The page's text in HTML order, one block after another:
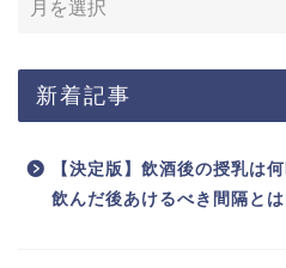
新着記事
【決定版】飲酒後の授乳は
飲んだ後あけるべき間隔と